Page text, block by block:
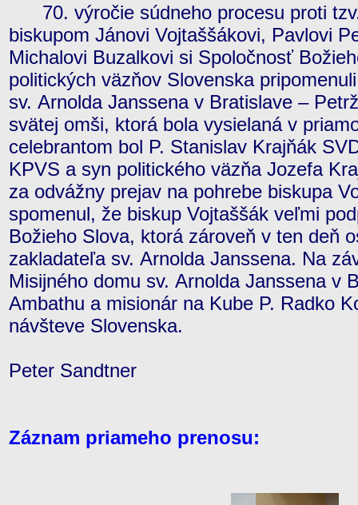
70. výročie súdneho procesu proti
biskupom Jánovi Vojtaššákovi, Pavlovi
Michalovi Buzalkovi si Spoločnosť
politických väzňov Slovenska
sv. Arnolda Janssena v Bratislave –
svätej omši, ktorá bola vysielaná v
celebrantom bol P. Stanislav Krajňák
KPVS a syn politického väzňa Jozefa
za odvážny prejav na pohrebe biskupa
spomenul, že biskup Vojtaššák veľmi
Božieho Slova, ktorá zároveň v ten deň
zakladateľa sv. Arnolda Janssena. Na
Misijného domu sv. Arnolda Janssena v
Ambathu a misionár na Kube P. Radko
návšteve Slovenska.
Peter Sandtner
Záznam priameho prenosu: